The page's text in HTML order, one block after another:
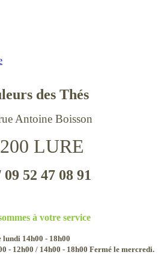
des Thés
Antoine Boisson
LURE
52 47 08 91
à votre service
lundi 14h00 - 18h00
- 12h00 / 14h00 - 18h00 Fermé le mercredi.